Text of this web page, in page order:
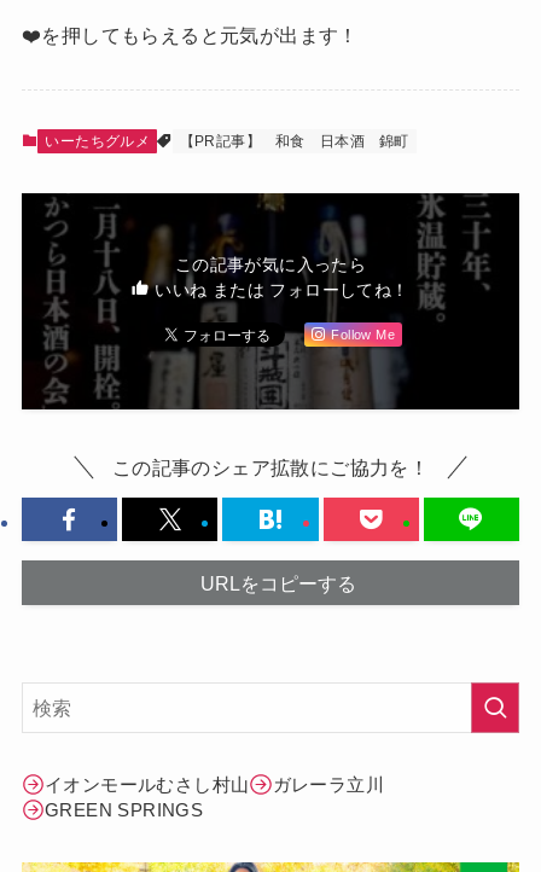
❤️を押してもらえると元気が出ます！
いーたちグルメ 【PR記事】 和食 日本酒 錦町
この記事が気に入ったら
いいね または フォローしてね！
Follow Me
この記事のシェア拡散にご協力を！
URLをコピーする
イオンモールむさし村山
ガレーラ立川
GREEN SPRINGS